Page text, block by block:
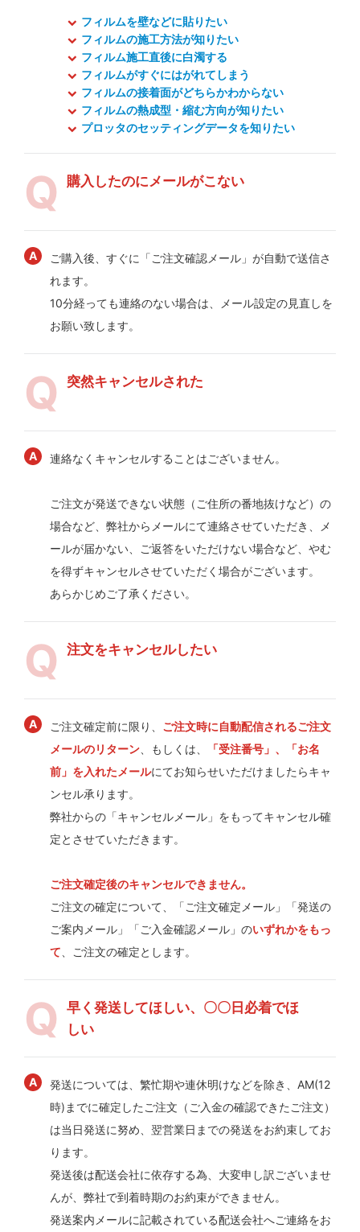
フィルムを壁などに貼りたい
フィルムの施工方法が知りたい
フィルム施工直後に白濁する
フィルムがすぐにはがれてしまう
フィルムの接着面がどちらかわからない
フィルムの熱成型・縮む方向が知りたい
プロッタのセッティングデータを知りたい
購入したのにメールがこない
ご購入後、すぐに「ご注文確認メール」が自動で送信さ
れます。
10分経っても連絡のない場合は、メール設定の見直しを
お願い致します。
突然キャンセルされた
連絡なくキャンセルすることはございません。
ご注文が発送できない状態（ご住所の番地抜けなど）の
場合など、弊社からメールにて連絡させていただき、メ
ールが届かない、ご返答をいただけない場合など、やむ
を得ずキャンセルさせていただく場合がございます。
あらかじめご了承ください。
注文をキャンセルしたい
ご注文確定前に限り、 ご注文時に自動配信されるご注文
メールのリターン 、もしくは、
「受注番号」、「お名
前」を入れたメールにてお知らせいただけましたらキャ
ンセル承ります。
弊社からの「キャンセルメール」をもってキャンセル確
定とさせていただきます。
ご注文確定後のキャンセルできません。
ご注文の確定について、「ご注文確定メール」「発送の
ご案内メール」「ご入金確認メール」のいずれかをもっ
て 、ご注文の確定とします。
早く発送してほしい、〇〇日必着でほ
しい
発送については、繁忙期や連休明けなどを除き、AM(12
時)までに確定したご注文（ご入金の確認できたご注文）
は当日発送に努め、翌営業日までの発送をお約束してお
ります。
発送後は配送会社に依存する為、大変申し訳ございませ
んが、弊社で到着時期のお約束ができません。
発送案内メールに記載されている配送会社へご連絡をお